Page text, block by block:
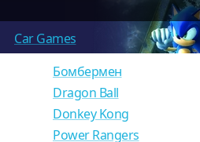
Car Games
Бомбермен
Dragon Ball
Donkey Kong
Power Rangers